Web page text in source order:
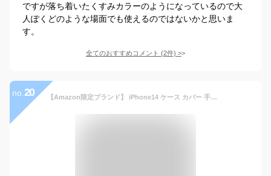
ですが落ち着いたくすみカラーのようになっているので大
人ぽくどのような場面でも使えるのではないかと思いま
す。
全てのおすすめコメント (2件) >
no. 20 【Amazon限定ブランド】 iPhone14 ケース カバー 手帳型 高級PUレザー [3枚] ic カード収納 アイフォン14ケース カード入れ 2022 iphone14スマホケース 手帳ケース 可愛い オシャレ [軽量 薄い 耐衝撃 スタンド機能] iphone14ケース メンズ レディース 財布型 iPhone14カードケース（6.1 インチのiPhone14に対応） (黒)